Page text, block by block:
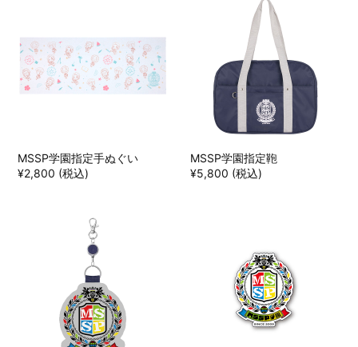
MSSP学園指定手ぬぐい
¥2,800 (税込)
MSSP学園指定鞄
¥5,800 (税込)